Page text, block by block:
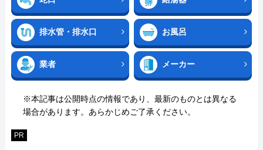
排水管・排水口 お風呂
業者 メーカー
※本記事は公開時点の情報であり、最新のものとは異なる
場合があります。あらかじめご了承ください。
PR